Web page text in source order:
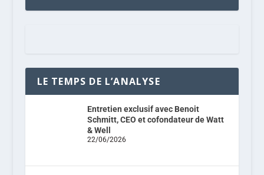
LE TEMPS DE L’ANALYSE
Entretien exclusif avec Benoit
Schmitt, CEO et cofondateur de Watt
& Well
22/06/2026